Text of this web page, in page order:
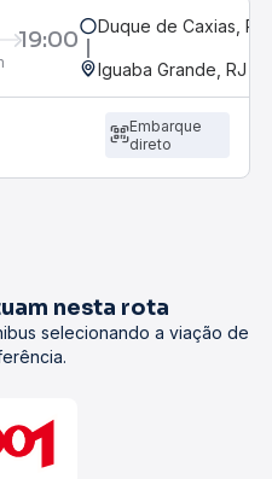
19:00 Duque de Caxias,
Iguaba Grande, RJ
Embarque
direto
nesta rota
selecionando a viação de